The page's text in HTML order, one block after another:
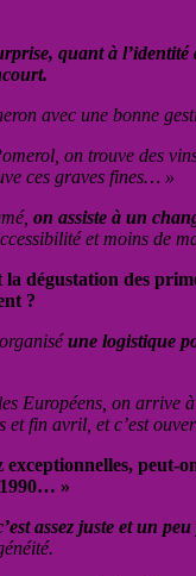
quant à
avec une bonne
on trouve des
ces graves fines… »
on assiste à un
et moins de
dégustation des
?
une logistique
Européens, on arrive
fin avril, et c’est
peut-
1990… »
assez juste et un